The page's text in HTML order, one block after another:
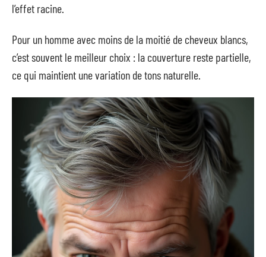
l’effet racine.
Pour un homme avec moins de la moitié de cheveux blancs,
c’est souvent le meilleur choix : la couverture reste partielle,
ce qui maintient une variation de tons naturelle.